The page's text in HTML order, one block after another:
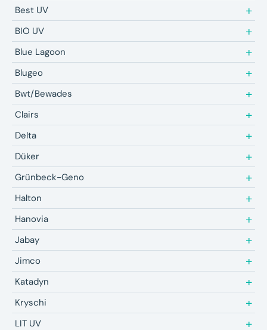
Best UV
BIO UV
Blue Lagoon
Blugeo
Bwt/Bewades
Clairs
Delta
Düker
Grünbeck-Geno
Halton
Hanovia
Jabay
Jimco
Katadyn
Kryschi
LIT UV